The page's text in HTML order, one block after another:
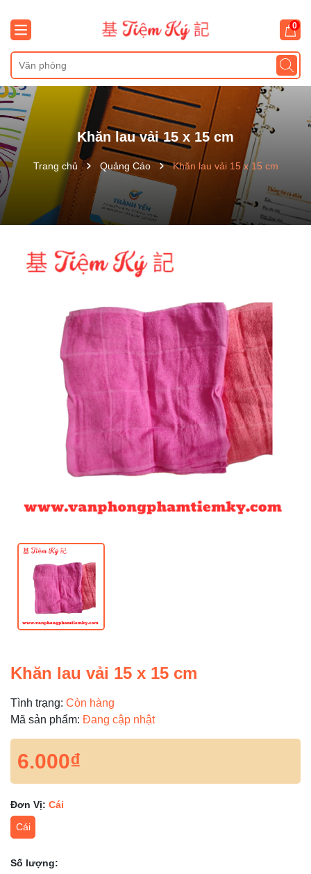
0
Khăn lau vải 15 x 15 cm
Trang chủ Quảng Cáo Khăn lau vải 15 x 15 cm
Khăn lau vải 15 x 15 cm
Tình trạng: Còn hàng
Mã sản phẩm: Đang cập nhật
6.000₫
Đơn Vị: Cái
Cái
Số lượng: